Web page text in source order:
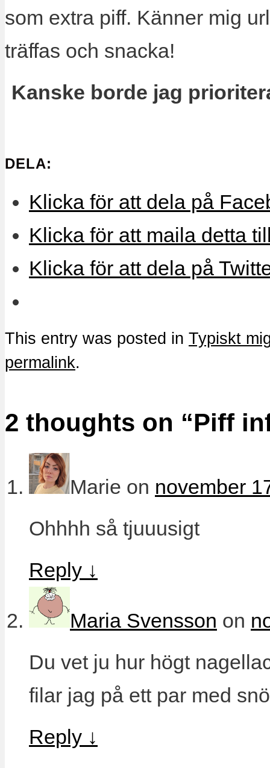
som extra piff. Känner mig
träffas och snacka!
Kanske borde jag
DELA:
Klicka för att dela på
Klicka för att maila detta
Klicka för att dela på
This entry was posted in Typiskt
permalink.
2 thoughts on “Piff
Marie on november
Ohhhh så tjuuusigt
Reply ↓
Maria Svensson on
Du vet ju hur högt
filar jag på ett par med
Reply ↓